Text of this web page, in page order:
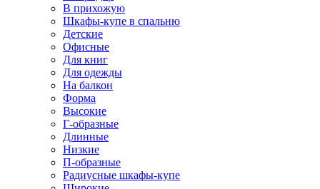
В прихожую
Шкафы-купе в спальню
Детские
Офисные
Для книг
Для одежды
На балкон
Форма
Высокие
Г-образные
Длинные
Низкие
П-образные
Радиусные шкафы-купе